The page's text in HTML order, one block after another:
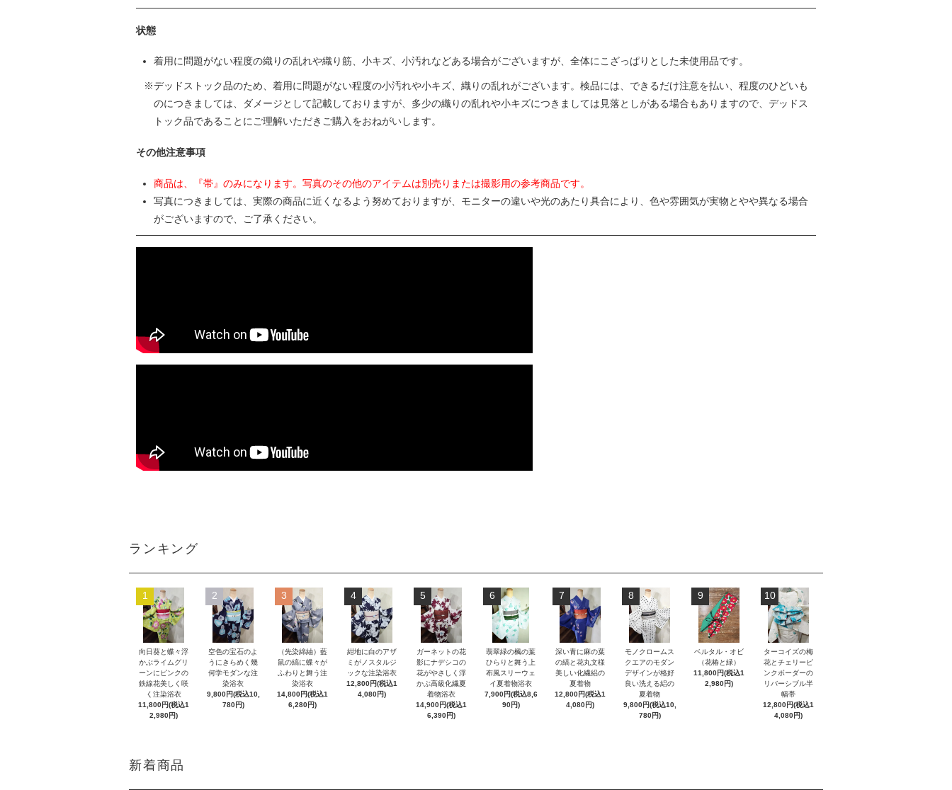
状態
着用に問題がない程度の織りの乱れや織り筋、小キズ、小汚れなどある場合がございますが、全体にこざっぱりとした未使用品です。
デッドストック品のため、着用に問題がない程度の小汚れや小キズ、織りの乱れがございます。検品には、できるだけ注意を払い、程度のひどいも
のにつきましては、ダメージとして記載しておりますが、多少の織りの乱れや小キズにつきましては見落としがある場合もありますので、デッドス
トック品であることにご理解いただきご購入をおねがいします。
その他注意事項
商品は、『帯』のみになります。写真のその他のアイテムは別売りまたは撮影用の参考商品です。
写真につきましては、実際の商品に近くなるよう努めておりますが、モニターの違いや光のあたり具合により、色や雰囲気が実物とやや異なる場合
がございますので、ご了承ください。
ランキング
1
向日葵と蝶々浮
かぶライムグリ
ーンにピンクの
鉄線花美しく咲
く注染浴衣
11,800円(税込1
2,980円)
2
空色の宝石のよ
うにきらめく幾
何学モダンな注
染浴衣
9,800円(税込10,
780円)
3
（先染綿紬）藍
鼠の縞に蝶々が
ふわりと舞う注
染浴衣
14,800円(税込1
6,280円)
4
紺地に白のアザ
ミがノスタルジ
ックな注染浴衣
12,800円(税込1
4,080円)
5
ガーネットの花
影にナデシコの
花がやさしく浮
かぶ高級化繊夏
着物浴衣
14,900円(税込1
6,390円)
6
翡翠緑の楓の葉
ひらりと舞う上
布風スリーウェ
イ夏着物浴衣
7,900円(税込8,6
90円)
7
深い青に麻の葉
の縞と花丸文様
美しい化繊絽の
夏着物
12,800円(税込1
4,080円)
8
モノクロームス
クエアのモダン
デザインが格好
良い洗える絽の
夏着物
9,800円(税込10,
780円)
9
ベルタル・オビ
（花椿と緑）
11,800円(税込1
2,980円)
10
ターコイズの梅
花とチェリーピ
ンクボーダーの
リバーシブル半
幅帯
12,800円(税込1
4,080円)
新着商品